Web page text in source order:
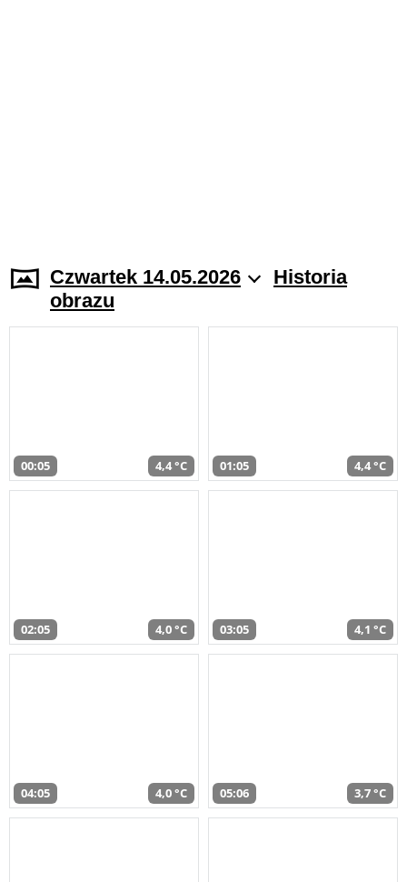
Czwartek 14.05.2026
Historia
obrazu
00:05 4,4 °C 01:05 4,4 °C
02:05 4,0 °C 03:05 4,1 °C
04:05 4,0 °C 05:06 3,7 °C